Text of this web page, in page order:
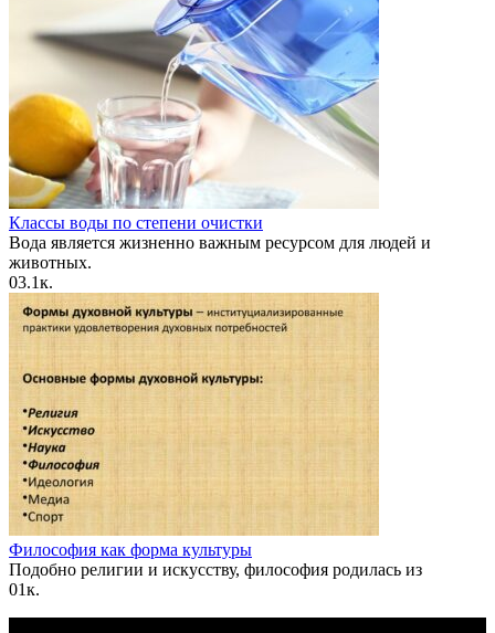
Классы воды по степени очистки
Вода является жизненно важным ресурсом для людей и
животных.
03.1к.
Философия как форма культуры
Подобно религии и искусству, философия родилась из
01к.